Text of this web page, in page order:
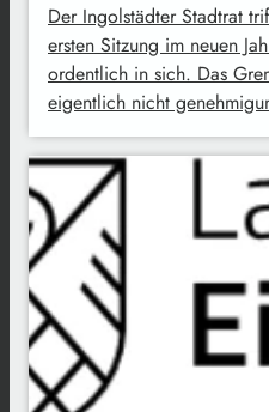
Der Ingolstädter Stadtrat
ersten Sitzung im neuen
ordentlich in sich. Das
eigentlich nicht